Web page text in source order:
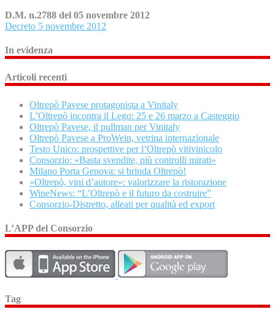
D.M. n.2788 del 05 novembre 2012
Decreto 5 novembre 2012
In evidenza
Articoli recenti
Oltrepò Pavese protagonista a Vinitaly
L’Oltrepò incontra il Lego: 25 e 26 marzo a Casteggio
Oltrepò Pavese, il pullman per Vinitaly
Oltrepò Pavese a ProWein, vetrina internazionale
Testo Unico: prospettive per l’Oltrepò vitivinicolo
Consorzio: «Basta svendite, più controlli mirati»
Milano Porta Genova: si brinda Oltrepò!
«Oltrepò, vini d’autore»: valorizzare la ristorazione
WineNews: “L’Oltrepò e il futuro da costruire”
Consorzio-Distretto, alleati per qualità ed export
L’APP del Consorzio
Tag